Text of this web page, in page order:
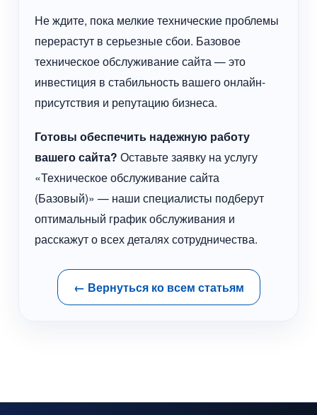
Не ждите, пока мелкие технические проблемы
перерастут в серьезные сбои. Базовое
техническое обслуживание сайта — это
инвестиция в стабильность вашего онлайн-
присутствия и репутацию бизнеса.
Готовы обеспечить надежную работу
вашего сайта? Оставьте заявку на услугу
«Техническое обслуживание сайта
(Базовый)» — наши специалисты подберут
оптимальный график обслуживания и
расскажут о всех деталях сотрудничества.
← Вернуться ко всем статьям